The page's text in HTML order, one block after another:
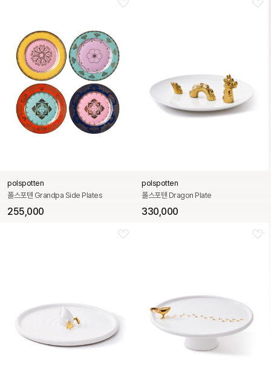
polspotten
폴스포텐 Grandpa Side Plates
255,000
polspotten
폴스포텐 Dragon Plate
330,000